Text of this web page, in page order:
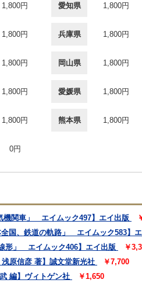
1,800円 愛知県 1,800円
1,800円 兵庫県 1,800円
1,800円 岡山県 1,800円
1,800円 愛媛県 1,800円
1,800円 熊本県 1,800円
0円
機関車」 エイムック497】エイ出版
国、鉄道の軌路」 エイムック583】
形」 エイムック406】エイ出版
￥
原信彦 著】誠文堂新光社
￥7,700
編】ヴィトゲン社
￥1,650